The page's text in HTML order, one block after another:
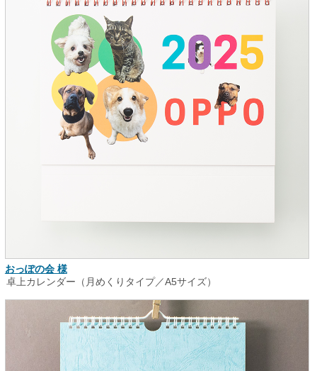
おっぽの会 様
卓上カレンダー（月めくりタイプ／A5サイズ）